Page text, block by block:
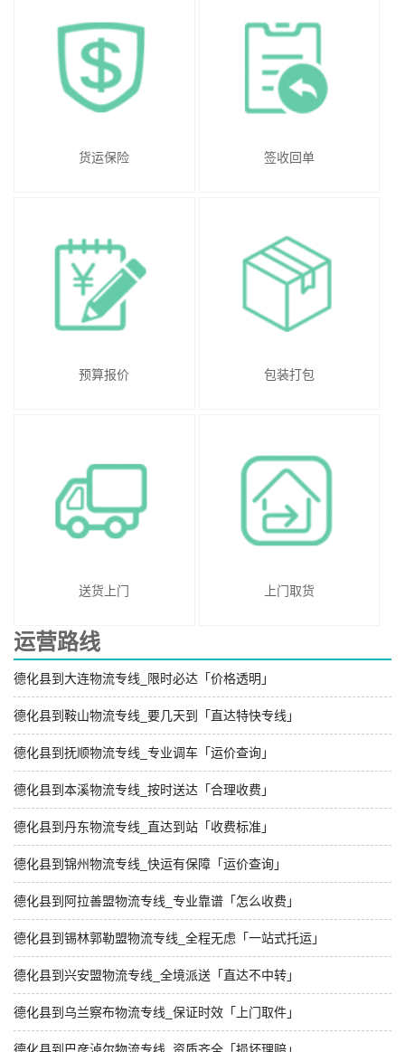
货运保险 签收回单
预算报价 包装打包
送货上门 上门取货
运营路线
德化县到大连物流专线_限时必达「价格透明」
德化县到鞍山物流专线_要几天到「直达特快专线」
德化县到抚顺物流专线_专业调车「运价查询」
德化县到本溪物流专线_按时送达「合理收费」
德化县到丹东物流专线_直达到站「收费标准」
德化县到锦州物流专线_快运有保障「运价查询」
德化县到阿拉善盟物流专线_专业靠谱「怎么收费」
德化县到锡林郭勒盟物流专线_全程无虑「一站式托运」
德化县到兴安盟物流专线_全境派送「直达不中转」
德化县到乌兰察布物流专线_保证时效「上门取件」